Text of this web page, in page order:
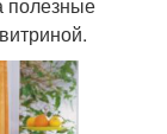
полезные